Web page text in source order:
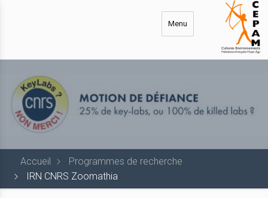
Menu
Accueil
Programmes de recherche
IRN CNRS Zoomathia